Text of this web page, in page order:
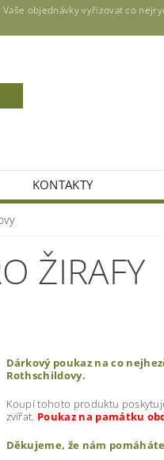
objednávky vyřizovat co
KONTAKTY
ŽIRAFY
Dárkový poukaz na co
Rothschildovy.
Koupí tohoto produktu
zvířat. Poukaz na památku
Děkujeme, že nám